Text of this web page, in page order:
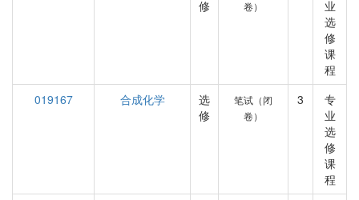
修 卷）
业
选
修
课
程
019167
合成化学
选
修
笔试（闭
卷）
3
专
业
选
修
课
程